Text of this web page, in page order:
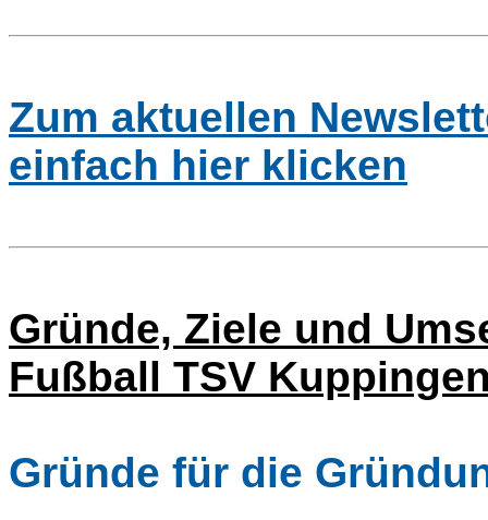
Zum aktuellen
einfach hier klicken
Gründe, Ziele und
Fußball TSV
Gründe für die